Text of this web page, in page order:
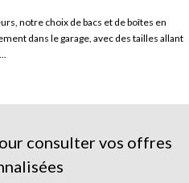
notre choix de bacs et de boîtes en
dans le garage, avec des tailles allant
du garage avec
d'identifier ce qu'ils contiennent et
dans les bacs de rangement du
consulter vos offres